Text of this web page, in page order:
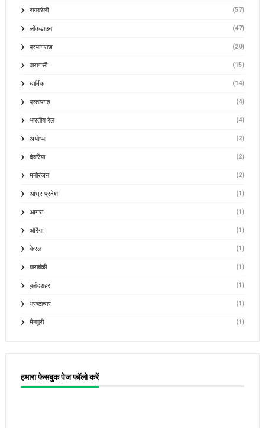
रायबरेली (57)
लॉकडाउन (47)
प्रयागराज (20)
वाराणसी (15)
धार्मिक (14)
प्रतापगढ़ (4)
भारतीय रेल (4)
अयोध्या (2)
देवरिया (2)
मनोरंजन (2)
आंध्र प्रदेश (1)
आगरा (1)
औरैया (1)
केरल (1)
बाराबंकी (1)
बुलंदशहर (1)
भ्रष्टाचार (1)
मैनपुरी (1)
हमारा फेसबुक पेज फॉलो करें